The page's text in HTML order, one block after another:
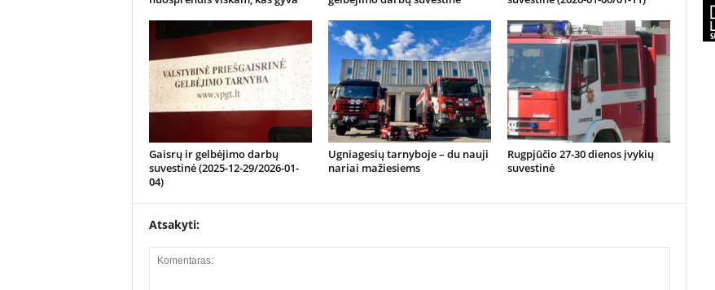
Gaisrų ir gelbėjimo darbų
suvestinė (2025-12-29/2026-01-
04)
Ugniagesių tarnyboje – du nauji
nariai mažiesiems
Rugpjūčio 27-30 dienos įvykių
suvestinė
Atsakyti: